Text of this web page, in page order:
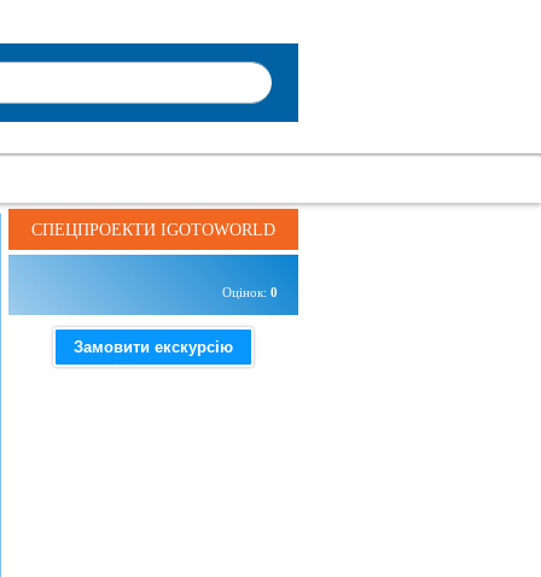
СПЕЦПРОЕКТИ IGOTOWORLD
Оцінок: 0
Замовити екскурсію